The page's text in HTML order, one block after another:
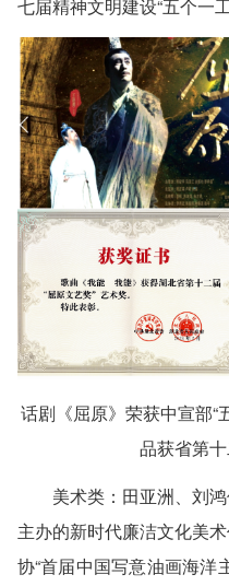
七届精神文明建设“五个一
话剧《屈原》荣获中宣部“
品获省第
美术类：田亚洲、刘
主办的新时代廉洁文化美
协“首届中国写意油画海洋